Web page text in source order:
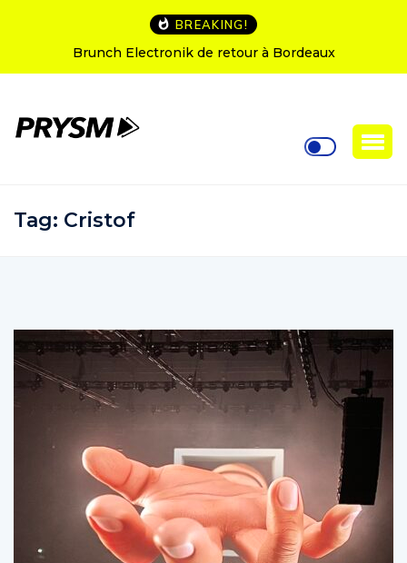
BREAKING!
Electronik de retour à Bordeaux L’Amnesia
Tag: Cristof